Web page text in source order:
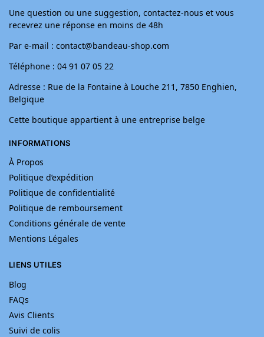
Une question ou une suggestion, contactez-nous et vous
recevrez une réponse en moins de 48h
Par e-mail : contact@bandeau-shop.com
Téléphone : 04 91 07 05 22
Adresse : Rue de la Fontaine à Louche 211, 7850 Enghien,
Belgique
Cette boutique appartient à une entreprise belge
INFORMATIONS
À Propos
Politique d’expédition
Politique de confidentialité
Politique de remboursement
Conditions générale de vente
Mentions Légales
LIENS UTILES
Blog
FAQs
Avis Clients
Suivi de colis